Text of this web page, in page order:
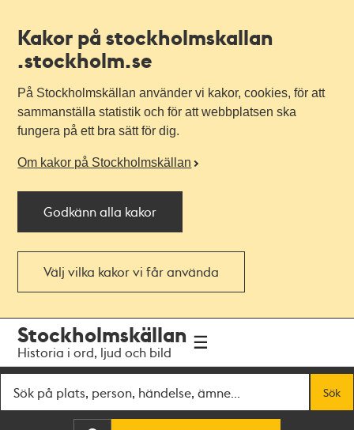
Kakor på stockholmskallan
.stockholm.se
På Stockholmskällan använder vi kakor, cookies, för att
sammanställa statistik och för att webbplatsen ska
fungera på ett bra sätt för dig.
Om kakor på Stockholmskällan
Godkänn alla kakor
Välj vilka kakor vi får använda
navigationen
huvudinnehållet
Stockholmskällan
Historia i ord, ljud och bild
Sök